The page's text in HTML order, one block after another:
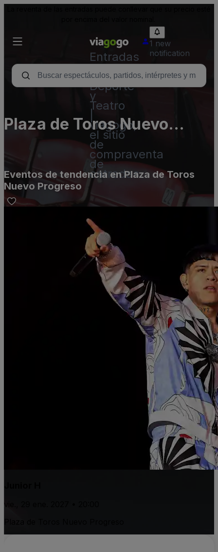
Entradas
para
Conciertos,
Deporte
y
Teatro
viagogo,
el sitio
de
compraventa
de
entradas
1 new
notification
Plaza de Toros Nuevo
Progreso
Eventos de tendencia en Plaza de Toros
Nuevo Progreso